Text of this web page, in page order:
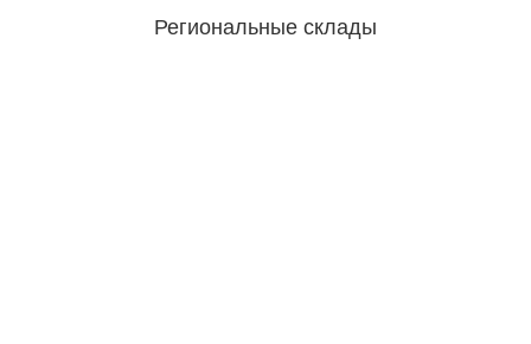
Региональные склады